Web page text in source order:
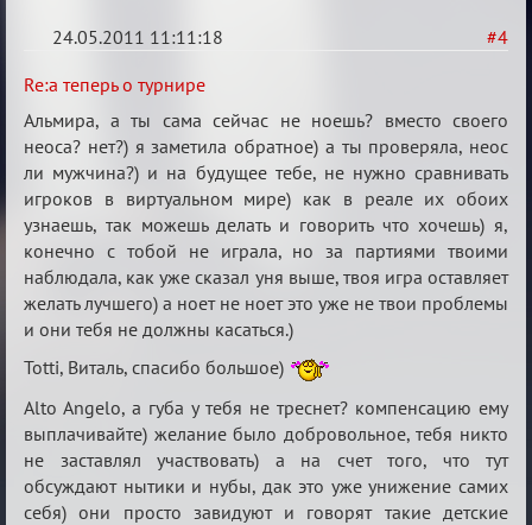
#4
24.05.2011 11:11:18
Re:
а
теперь
о
турнире
Re:а теперь о турнире
Альмира, а ты сама сейчас не ноешь? вместо своего
неоса? нет?) я заметила обратное) а ты проверяла, неос
ли мужчина?) и на будущее тебе, не нужно сравнивать
игроков в виртуальном мире) как в реале их обоих
узнаешь, так можешь делать и говорить что хочешь) я,
конечно с тобой не играла, но за партиями твоими
наблюдала, как уже сказал уня выше, твоя игра оставляет
желать лучшего) а ноет не ноет это уже не твои проблемы
и они тебя не должны касаться.)
Totti, Виталь, спасибо большое)
Alto Angelo, а губа у тебя не треснет? компенсацию ему
выплачивайте) желание было добровольное, тебя никто
не заставлял участвовать) а на счет того, что тут
обсуждают нытики и нубы, дак это уже унижение самих
себя) они просто завидуют и говорят такие детские